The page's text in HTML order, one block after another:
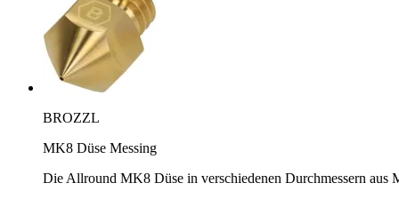
BROZZL
MK8 Düse Messing
Die Allround MK8 Düse in verschiedenen Durchmessern aus